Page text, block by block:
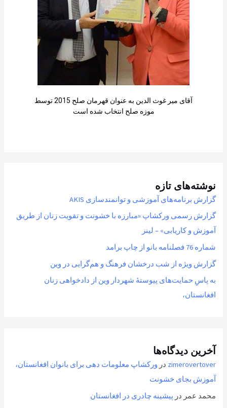
آقای میر غوث الدین به عنوان قهرمان صلح 2015 توسط
موزه صلح انتخاب شده است
نوشته‌های تازه
گزارش برنامه‌های آموزشی و توانمندسازی AKIS
گزارش رسمی ورکشاپ «مبارزه با خشونت و تقویت زنان از طریق
آموزش و کاریابی» – لینز
شماره 76 فصلنامه بانو از چاپ برامد
گزارش ویژه از شب درخشان فرهنگ و هم‌گرایی در وین
به پاسِ حمایت‌های پیوستهٔ شهردار وین از دادخواهی زنان
افغانستان،
آخرین دیدگاه‌ها
zimerovertover در ورکشاپ معلومات دهی برای بانوان افغانستان،
آموزش بجای خشونت
محمد عمر در پیشینه چادری در افغانستان